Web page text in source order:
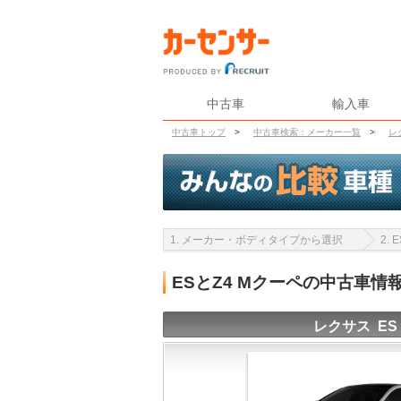
中古車 輸入車
中古車トップ > 中古車検索：メーカー一覧 > レ
1. メーカー・ボディタイプから選択 2.
ESとZ4 Mクーペの中古車情
レクサス ES